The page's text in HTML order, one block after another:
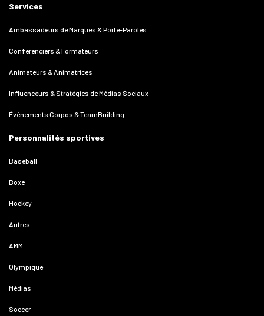
Services
Ambassadeurs de Marques & Porte-Paroles
Conférenciers & Formateurs
Animateurs & Animatrices
Influenceurs & Stratégies de Médias Sociaux
Événements Corpos & TeamBuilding
Personnalités sportives
Baseball
Boxe
Hockey
Autres
AMM
Olympique
Médias
Soccer